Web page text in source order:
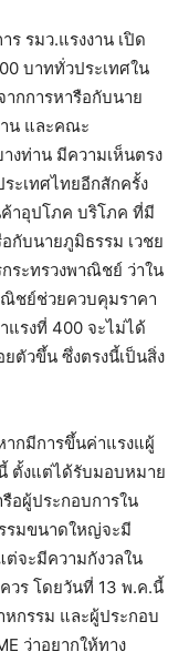
รมว.แรงงาน เปิด
บาททั่วประเทศใน
ากการหารือกับนาย
าน และคณะ
งท่าน มีความเห็นตรง
ระเทศไทยอีกสักครั้ง
าอุปโภค บริโภค ที่มี
กับนายภูมิธรรม เวชย
ระทรวงพาณิชย์ ว่าใน
ณิชย์ช่วยควบคุมราคา
แรงที่ 400 จะไม่ได้
ตัวขึ้น ซึ่งตรงนี้เป็นสิ่ง
กมีการขึ้นค่าแรงแผู้
ตั้งแต่ได้รับมอบหมาย
อผู้ประกอบการใน
รมขนาดใหญ่จะมี
จะมีความกังวลใน
วร โดยวันที่ 13 พ.ค.นี้
กรรม และผู้ประกอบ
ว่าอยากให้ทาง